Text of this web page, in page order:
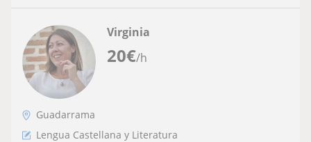
20€/h
Virginia
Guadarrama
Lengua Castellana y Literatura